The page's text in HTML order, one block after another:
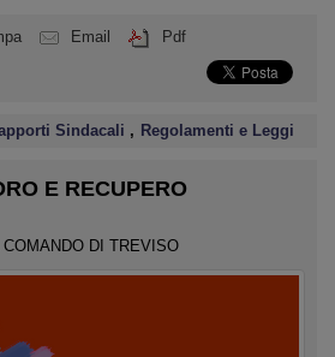
Email Pdf
Sindacali , Regolamenti e Leggi
E RECUPERO
COMANDO DI TREVISO